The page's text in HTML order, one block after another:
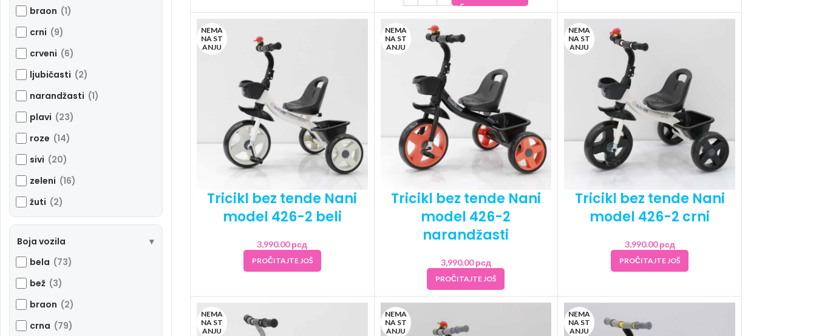
braon (1)
crni (9)
crveni (6)
ljubičasti (2)
narandžasti (1)
plavi (23)
roze (14)
sivi (20)
zeleni (16)
žuti (2)
Boja vozila
bela (73)
bež (3)
braon (2)
crna (79)
NEMA
NA ST
ANJU
Tricikl bez tende Nani
model 426-2 beli
3,990.00рсд
PROČITAJTE JOŠ
NEMA
NA ST
ANJU
Tricikl bez tende Nani
model 426-2
narandžasti
3,990.00рсд
PROČITAJTE JOŠ
NEMA
NA ST
ANJU
Tricikl bez tende Nani
model 426-2 crni
3,990.00рсд
PROČITAJTE JOŠ
NEMA
NA ST
ANJU
NEMA
NA ST
ANJU
NEMA
NA ST
ANJU